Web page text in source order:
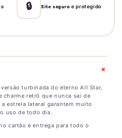
🔒 Site seguro e protegido
+
versão turbinada do eterno All Star,
charme retrô que nunca sai de
estrela lateral garantem muito
uso de todo dia.
cartão e entrega para todo o